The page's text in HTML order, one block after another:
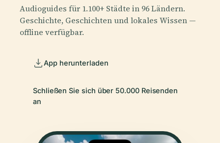
Audioguides für 1.100+ Städte in 96 Ländern.
Geschichte, Geschichten und lokales Wissen —
offline verfügbar.
App herunterladen
Schließen Sie sich über 50.000 Reisenden
an